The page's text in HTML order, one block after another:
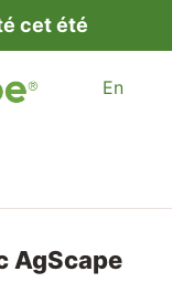
cet été
En
AgScape